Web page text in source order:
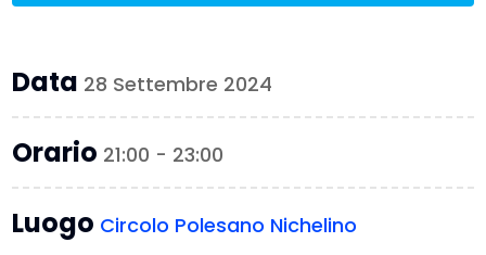
Data 28 Settembre 2024
Orario 21:00 - 23:00
Luogo Circolo Polesano Nichelino